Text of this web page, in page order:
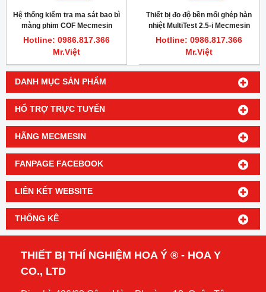
DANH MỤC SẢN PHẨM
HỔ TRỢ TRỰC TUYẾN
HÃNG MECMESIN
FANPAGE FACEBOOK
LIÊN KẾT WEBSITE
THỐNG KÊ
Hệ thống kiểm tra ma sát bao bì
màng phim COF Mecmesin
Multitest 2.5-i
Hotline: 0986.817.366
Mr.Việt
Thiết bị đo độ bền mối ghép hàn
nhiệt MultiTest 2.5-i Mecmesin
Hotline: 0986.817.366
Mr.Việt
THIẾT BỊ THÍ NGHIỆM HOA Ý ® - HOA Y
CO., LTD